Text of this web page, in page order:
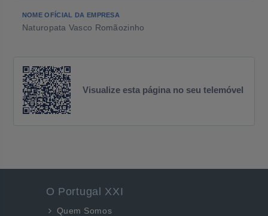
NOME OFÍCIAL DA EMPRESA
Naturopata Vasco Romãozinho
Visualize esta página no seu telemóvel
O Portugal XXI
Quem Somos